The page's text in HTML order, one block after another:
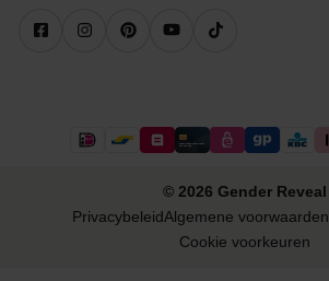
© 2026 Gender Reveal
PrivacybeleidAlgemene voorwaarden
Cookie voorkeuren